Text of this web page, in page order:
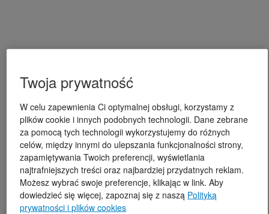
Twoja prywatność
W celu zapewnienia Ci optymalnej obsługi, korzystamy z
plików cookie i innych podobnych technologii. Dane zebrane
za pomocą tych technologii wykorzystujemy do różnych
celów, między innymi do ulepszania funkcjonalności strony,
zapamiętywania Twoich preferencji, wyświetlania
najtrafniejszych treści oraz najbardziej przydatnych reklam.
Możesz wybrać swoje preferencje, klikając w link. Aby
dowiedzieć się więcej, zapoznaj się z naszą Polityką
prywatności i plików cookies